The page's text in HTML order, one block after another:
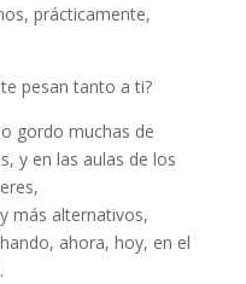
prácticamente,
pesan tanto a ti?
gordo muchas de
y en las aulas de los
más alternativos,
ahora, hoy, en el